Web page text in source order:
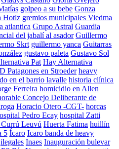
golpeo a su bebe Gonza
Hotlz gremios municipales Viedma
atlantica Grupo Astral Guardia
del jabalí al asador Guillermo
Skrt guillermo yanca Guitarras
gustavo paleta Gustavo Sol
Pat Hay Alternativa
Patagones en Stroeder heavy
en el barrio lavalle historia clínica
Ferreira homicidio en Allen
Concejo Deliberante de
Horacio Otero -CGT- horcas
Pedro Ecay hospital Zatti
Leuvú Huerta Fatima huillín
5 Ícaro Icaro banda de heavy
ilegales Inaes Inauguración bulevar